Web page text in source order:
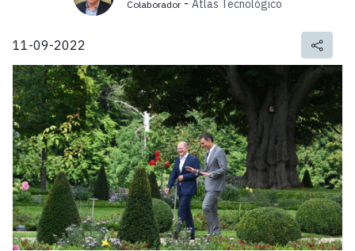
Colaborador- Atlas Tecnológico
11-09-2022